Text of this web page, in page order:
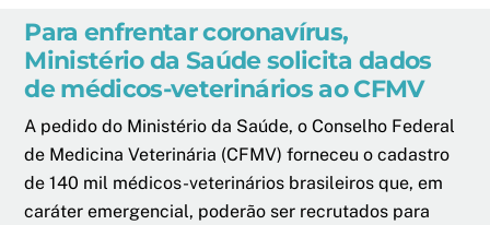
Para enfrentar coronavírus,
Ministério da Saúde solicita dados
de médicos-veterinários ao CFMV
A pedido do Ministério da Saúde, o Conselho Federal
de Medicina Veterinária (CFMV) forneceu o cadastro
de 140 mil médicos-veterinários brasileiros que, em
caráter emergencial, poderão ser recrutados para